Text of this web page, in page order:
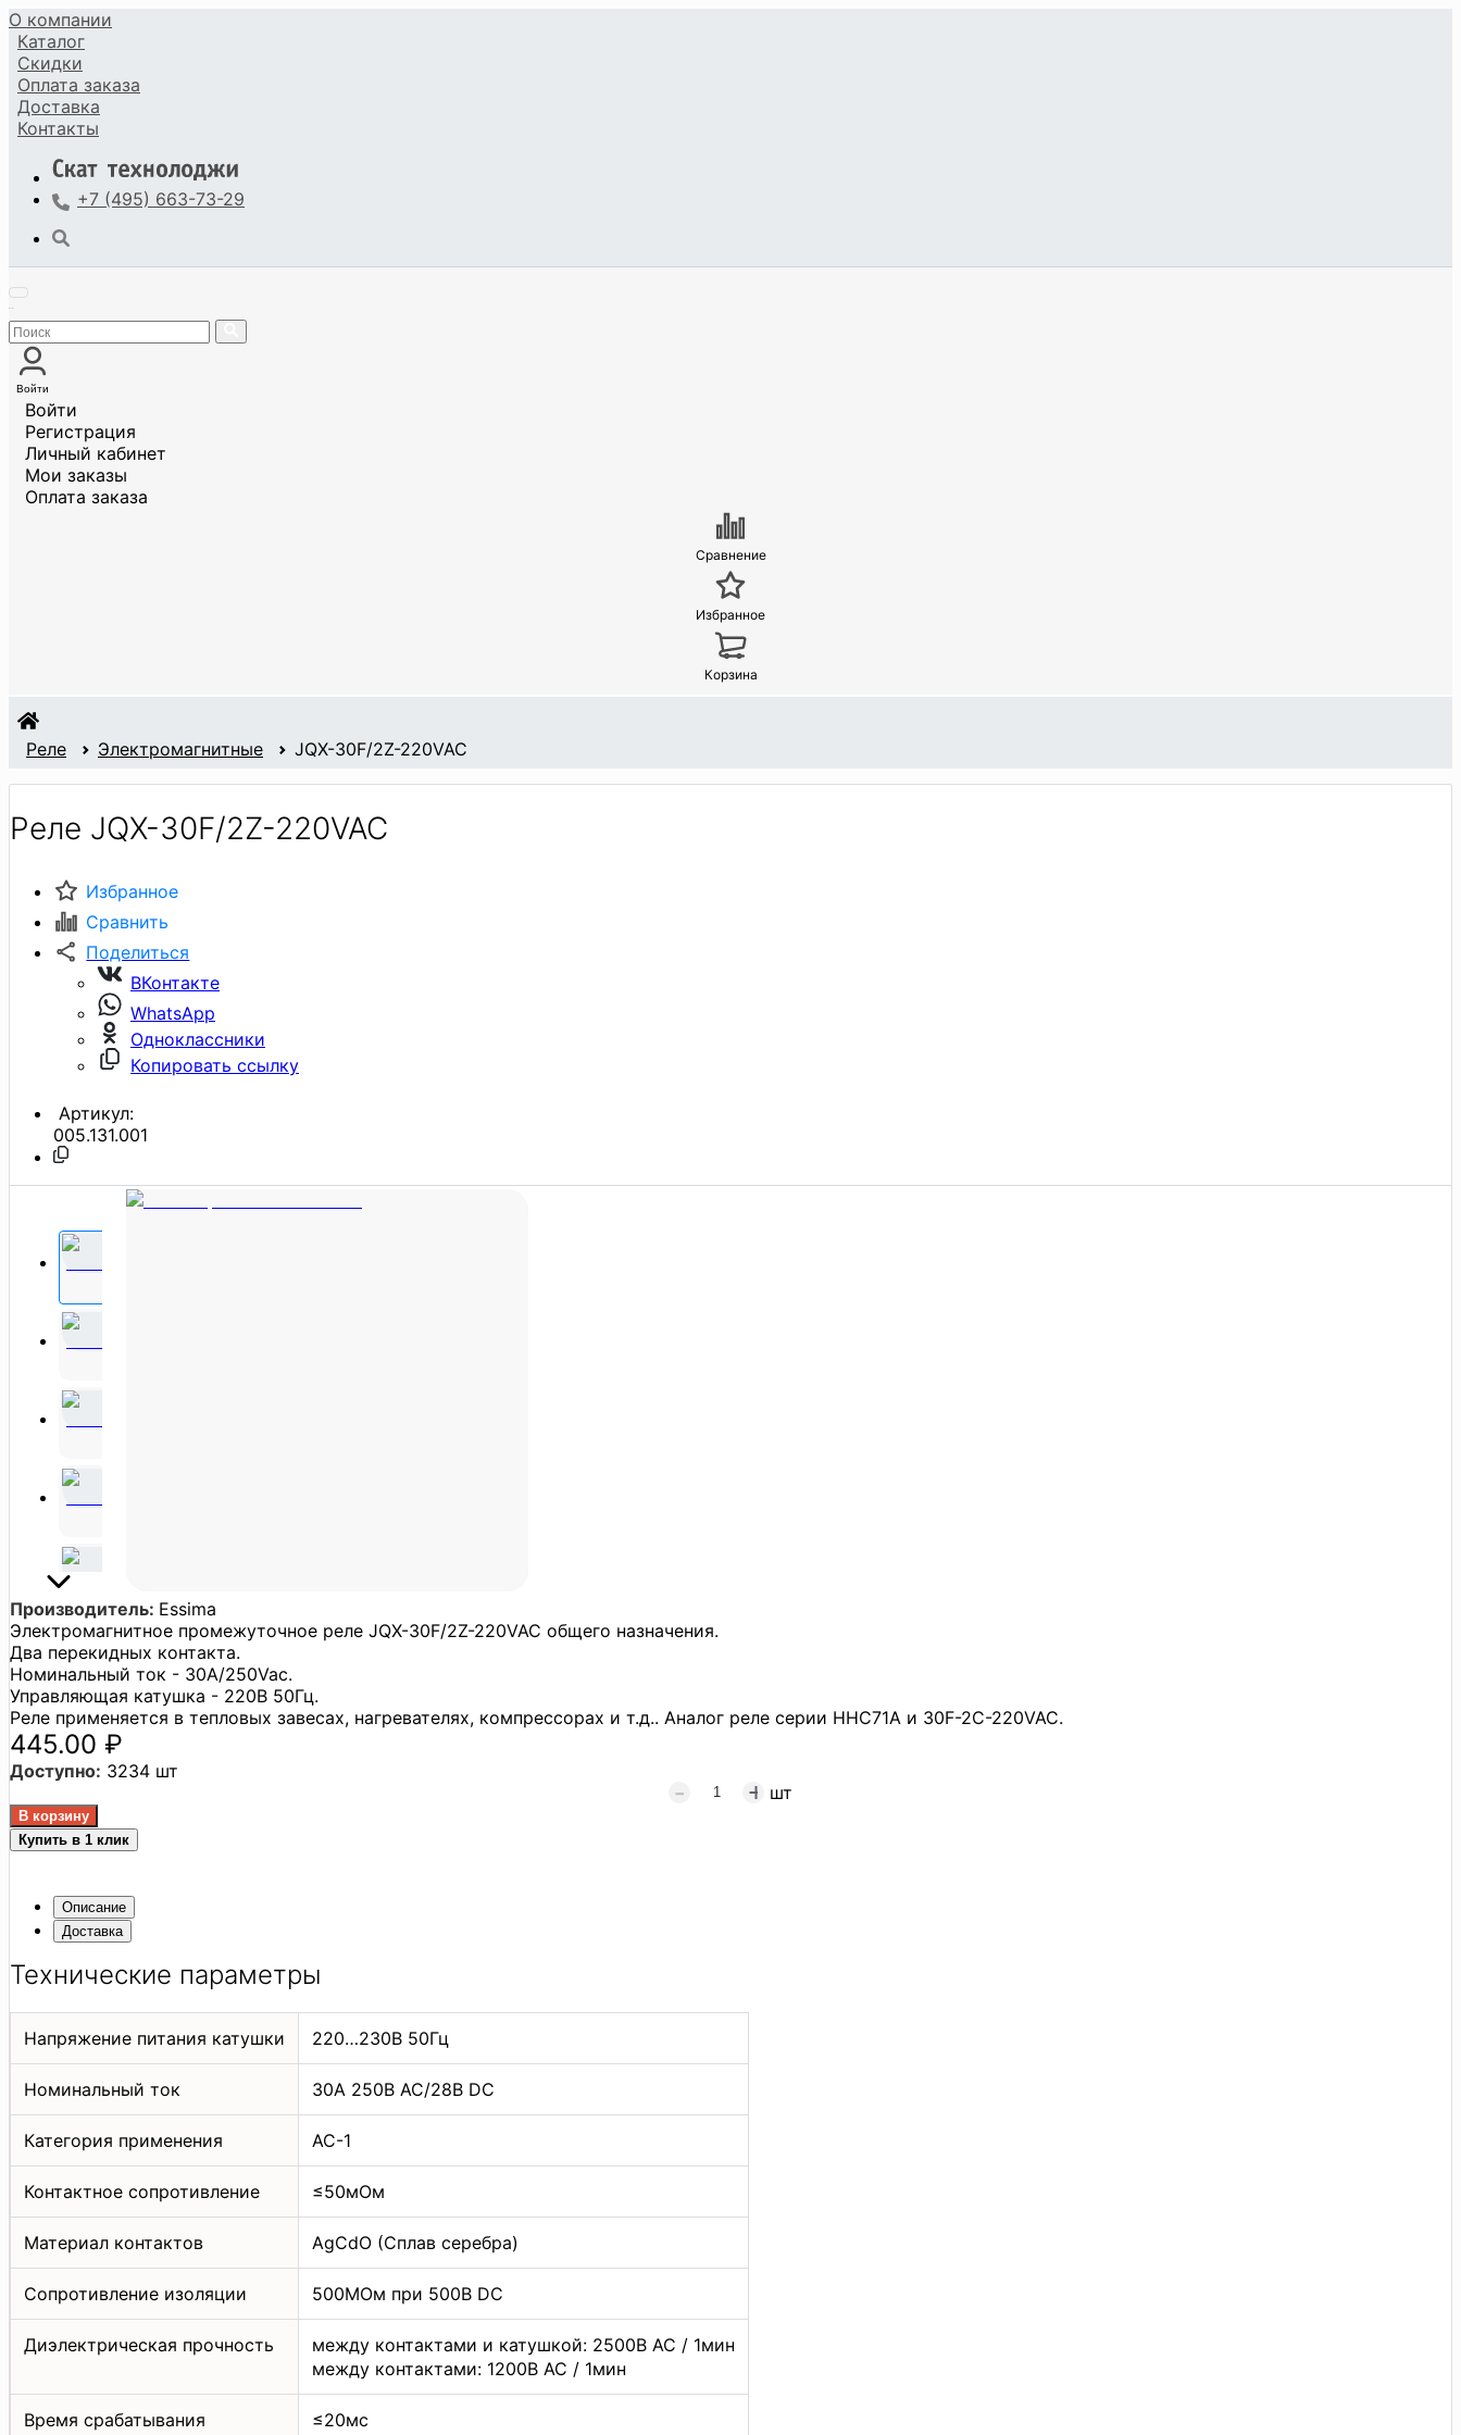
О компании
Каталог
Скидки
Оплата заказа
Доставка
Контакты
+7 (495) 663-73-29
Войти
Войти
Регистрация
Личный кабинет
Мои заказы
Оплата заказа
Сравнение
Избранное
Корзина
Реле Электромагнитные JQX-30F/2Z-220VAC
Реле JQX-30F/2Z-220VAC
Избранное
Сравнить
Поделиться
ВКонтакте
WhatsApp
Одноклассники
Копировать ссылку
Артикул:
005.131.001
Производитель: Essima
Электромагнитное промежуточное реле JQX-30F/2Z-220VAC общего назначения.
Два перекидных контакта.
Номинальный ток - 30A/250Vac.
Управляющая катушка - 220В 50Гц.
Реле применяется в тепловых завесах, нагревателях, компрессорах и т.д.. Аналог реле серии HHC71A и 30F-2C-220VAC.
445.00 ₽
Доступно: 3234 шт
шт
Купить в 1 клик
Описание
Доставка
Технические параметры
Напряжение питания катушки 220…230В 50Гц
Номинальный ток 30A 250В AC/28В DC
Категория применения AC-1
Контактное сопротивление ≤50мОм
Материал контактов AgCdO (Сплав серебра)
Сопротивление изоляции 500МОм при 500В DC
Диэлектрическая прочность
между контактами и катушкой: 2500В AC / 1мин
между контактами: 1200В AC / 1мин
Время срабатывания ≤20мс